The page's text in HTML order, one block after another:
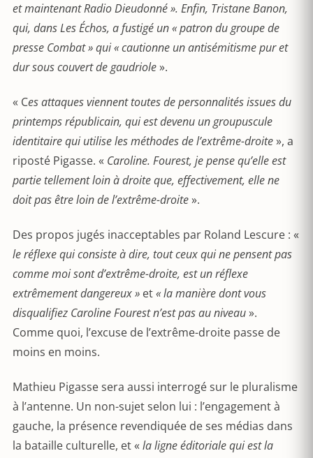
et maintenant Radio Dieudonné ». Enfin, Tristane Banon,
qui, dans Les Échos, a fustigé un « patron du groupe de
presse Combat » qui « cautionne un antisémitisme pur et
dur sous couvert de gaudriole».
« Ces attaques viennent toutes de personnalités issues du
printemps républicain, qui est devenu un groupuscule
identitaire qui utilise les méthodes de l’extrême-droite», a
riposté Pigasse. « Caroline. Fourest, je pense qu’elle est
partie tellement loin à droite que, effectivement, elle ne
doit pas être loin de l’extrême-droite».
Des propos jugés inacceptables par Roland Lescure : «
le réflexe qui consiste à dire, tout ceux qui ne pensent pas
comme moi sont d’extrême-droite, est un réflexe
extrêmement dangereux » et« la manière dont vous
disqualifiez Caroline Fourest n’est pas au niveau».
Comme quoi, l’excuse de l’extrême-droite passe de
moins en moins.
Mathieu Pigasse sera aussi interrogé sur le pluralisme
à l’antenne. Un non-sujet selon lui : l’engagement à
gauche, la présence revendiquée de ses médias dans
la bataille culturelle, et « la ligne éditoriale qui est la